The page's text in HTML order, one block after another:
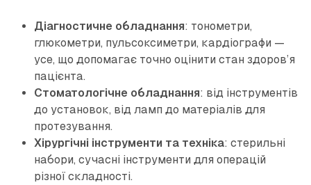
Діагностичне обладнання: тонометри,
глюкометри, пульсоксиметри, кардіографи —
усе, що допомагає точно оцінити стан здоров’я
пацієнта.
Стоматологічне обладнання: від інструментів
до установок, від ламп до матеріалів для
протезування.
Хірургічні інструменти та техніка: стерильні
набори, сучасні інструменти для операцій
різної складності.